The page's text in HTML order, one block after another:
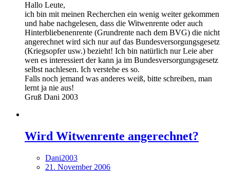
Hallo Leute,
ich bin mit meinen Recherchen ein wenig weiter gekommen
und habe nachgelesen, dass die Witwenrente oder auch
Hinterbliebenenrente (Grundrente nach dem BVG) die nicht
angerechnet wird sich nur auf das Bundesversorgungsgesetz
(Kriegsopfer usw.) bezieht! Ich bin natürlich nur Leie aber
wen es interessiert der kann ja im Bundesversorgungsgesetz
selbst nachlesen. Ich verstehe es so.
Falls noch jemand was anderes weiß, bitte schreiben, man
lernt ja nie aus!
Gruß Dani 2003
Wird Witwenrente angerechnet?
Dani2003
21. November 2006